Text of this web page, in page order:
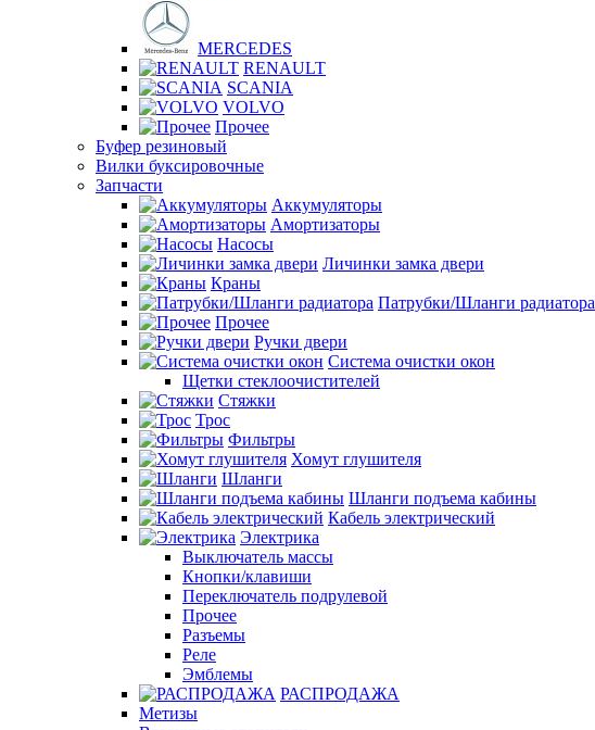
MERCEDES
RENAULT
SCANIA
VOLVO
Прочее
Буфер резиновый
Вилки буксировочные
Запчасти
Аккумуляторы
Амортизаторы
Насосы
Личинки замка двери
Краны
Патрубки/Шланги радиатора
Прочее
Ручки двери
Система очистки окон
Щетки стеклоочистителей
Стяжки
Трос
Фильтры
Хомут глушителя
Шланги
Шланги подъема кабины
Кабель электрический
Электрика
Выключатель массы
Кнопки/клавиши
Переключатель подрулевой
Прочее
Разъемы
Реле
Эмблемы
РАСПРОДАЖА
Метизы